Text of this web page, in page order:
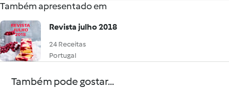
Também apresentado em
Revista julho 2018
24 Receitas
Portugal
Também pode gostar...